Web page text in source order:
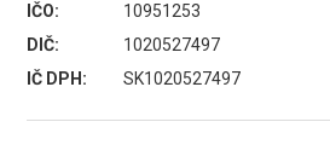
IČO:
10951253
DIČ:
1020527497
IČ DPH:
SK1020527497